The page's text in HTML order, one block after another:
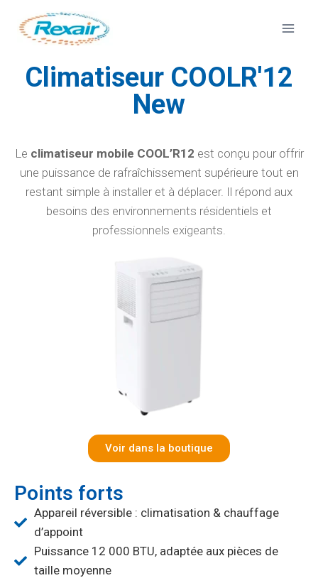
Climatiseur COOLR'12
New
Le climatiseur mobile COOL’R12 est conçu pour offrir
une puissance de rafraîchissement supérieure tout en
restant simple à installer et à déplacer. Il répond aux
besoins des environnements résidentiels et
professionnels exigeants.
Voir dans la boutique
Points forts
Appareil réversible : climatisation & chauffage
d’appoint
Puissance 12 000 BTU, adaptée aux pièces de
taille moyenne